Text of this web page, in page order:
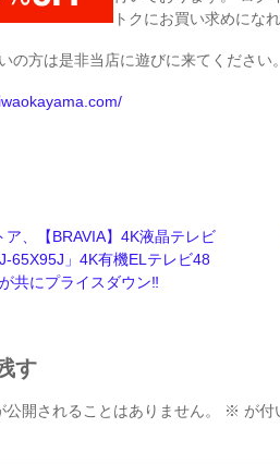
トクにお買い求めにな
の方は是非当店に遊びに来てください。
ア、【BRAVIA】4K液晶テレビ
65X95J」4K有機ELテレビ48
共にプライスダウン‼
す
公開されることはありません。 ※ が付